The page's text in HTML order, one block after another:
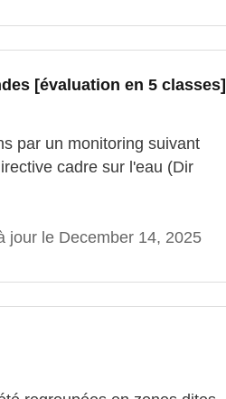
[évaluation en 5 classes]
par un monitoring suivant
cadre sur l'eau (Dir
jour le December 14, 2025